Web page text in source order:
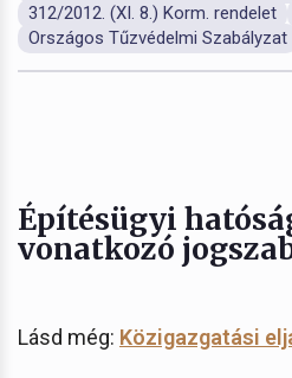
312/2012. (XI. 8.) Korm. rendelet
Országos Tűzvédelmi Szabályzat
Építésügyi
vonatkozó
Lásd még: Közigazgatási